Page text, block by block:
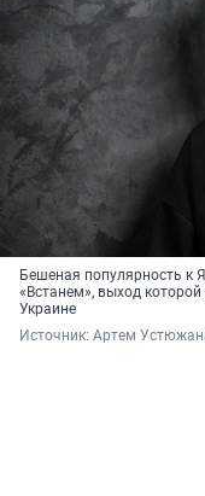
Бешеная популярность к
«Встанем», выход
Украине
Источник: Артем